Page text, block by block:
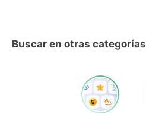
Buscar en otras categorías